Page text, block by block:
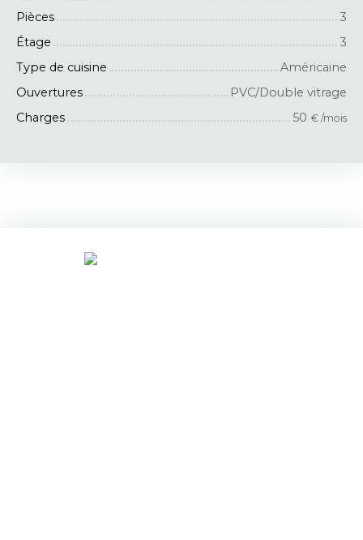
Pièces
3
Étage
3
Type de cuisine
Américaine
Ouvertures
PVC/Double vitrage
Charges
50 € /mois